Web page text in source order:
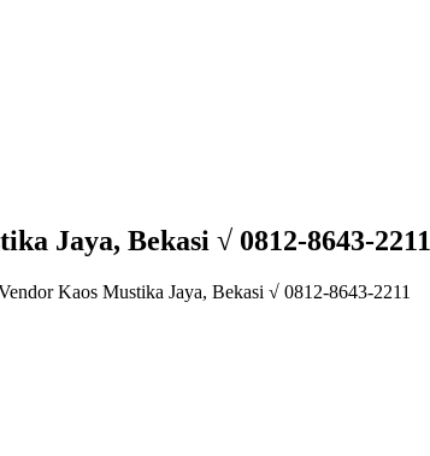
Jaya, Bekasi √ 0812-8643-2211
Kaos Mustika Jaya, Bekasi √ 0812-8643-2211